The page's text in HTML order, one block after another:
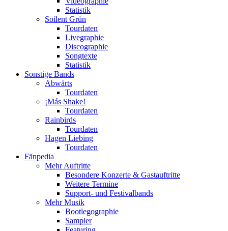
Statistik
Soilent Grün
Tourdaten
Livegraphie
Discographie
Songtexte
Statistik
Sonstige Bands
Abwärts
Tourdaten
¡Más Shake!
Tourdaten
Rainbirds
Tourdaten
Hagen Liebing
Tourdaten
Fänpedia
Mehr Auftritte
Besondere Konzerte & Gastauftritte
Weitere Termine
Support- und Festivalbands
Mehr Musik
Bootlegographie
Sampler